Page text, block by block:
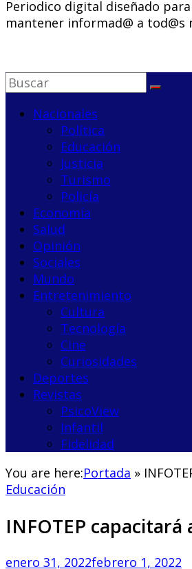
Periodico digital diseñado
mantener informad@ a tod@s
Nacionales
Política
Educación
Justicia
Turismo
Policía
Economía
Salud
Opinión
Sociales
Mundo
Entretenimiento
Cultura
Tecnología
Cine
Curiosidades
Deportes
Revistas
PsicoView
Infantil
Fidelidad
You are here:Portada »
Educación
INFOTEP
enero 31, 2022febrero 1, 2022